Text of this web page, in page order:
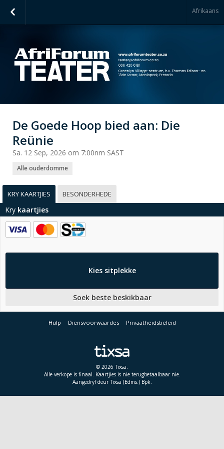
Afrikaans
De Goede Hoop bied aan: Die
Reünie
Sa. 12 Sep, 2026 om 7:00nm SAST
Alle ouderdomme
KRY KAARTJIES BESONDERHEDE
Kry kaartjies
Hulp Diensvoorwaardes Privaatheidsbeleid
© 2026 Tixsa.
Alle verkope is finaal. Kaartjies is nie terugbetaalbaar nie.
Aangedryf deur Tixsa (Edms.) Bpk.